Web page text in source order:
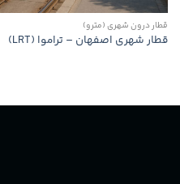
قطار درون شهری (مترو)
قطار شهری اصفهان – تراموا (LRT)